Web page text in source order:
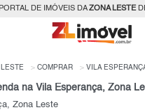
DE IMÓVEIS DAZONA LESTE
COMPRAR VILA
na Vila Esperança, Zona
Zona Leste